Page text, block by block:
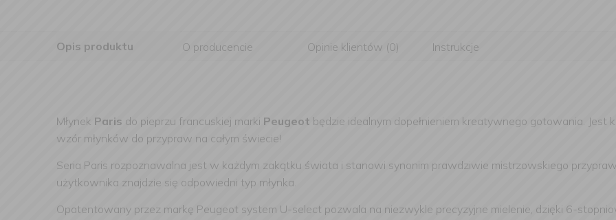
Opis produktu O producencie Opinie klientów (0) Instrukcje
Młynek Paris do pieprzu francuskiej marki Peugeot będzie idealnym dopełnieniem kreatywnego gotowania. Jest
wzór młynków do przypraw na całym świecie!
Seria Paris rozpoznawalna jest w każdym zakątku świata i stanowi synonim prawdziwie mistrzowskiego
użytkownika znajdzie się odpowiedni typ młynka.
Opatentowany przez markę Peugeot system U-select pozwala na niezwykle precyzyjne mielenie, dzięki 6-